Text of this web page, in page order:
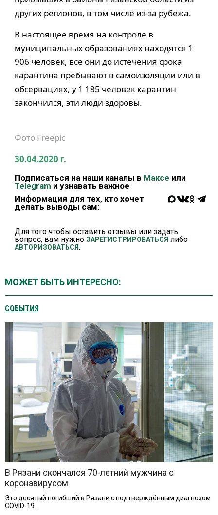
других регионов, в том числе из-за рубежа.
В настоящее время на контроле в
муниципальных образованиях находятся 1
906 человек, все они до истечения срока
карантина пребывают в самоизоляции или в
обсервациях, у 1 185 человек карантин
закончился, эти люди здоровы.
Фото Freepic
30.04.2020 г.
Подписаться на наши каналы в Максе или
Telegram и узнавать важное
Информация для тех, кто хочет
делать выводы сам:
Для того чтобы оставить отзывы или задать
вопрос, вам нужно ЗАРЕГИСТРИРОВАТЬСЯ либо
АВТОРИЗОВАТЬСЯ.
МОЖЕТ БЫТЬ ИНТЕРЕСНО:
СОБЫТИЯ
В Рязани скончался 70-летний мужчина с
коронавирусом
Это десятый погибший в Рязани с подтверждённым диагнозом
СОVID-19.